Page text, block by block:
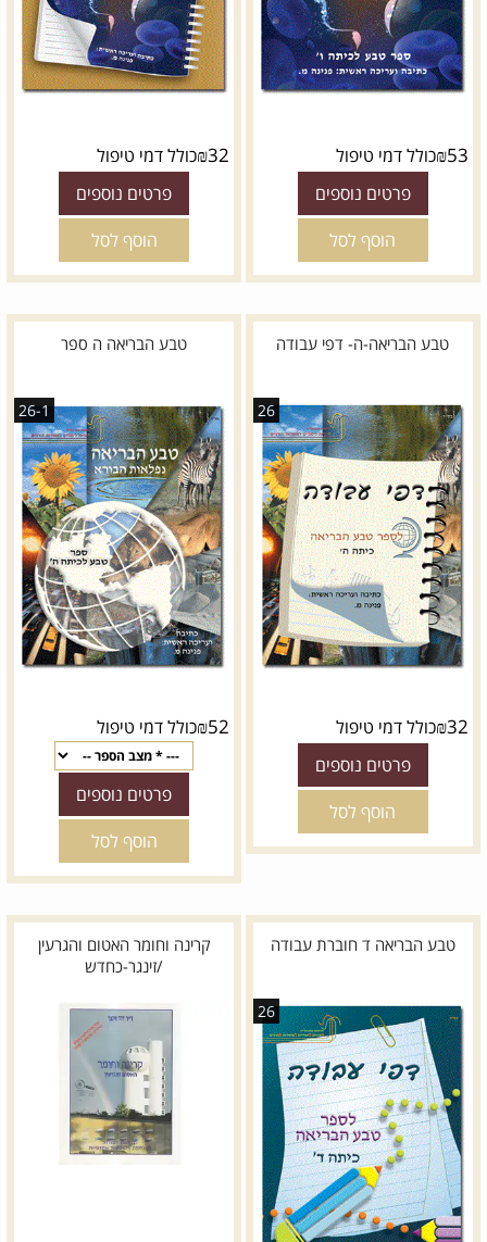
₪53 כולל דמי טיפול
פרטים נוספים
הוסף לסל
₪32 כולל דמי טיפול
פרטים נוספים
הוסף לסל
טבע הבריאה-ה- דפי עבודה
26
₪32 כולל דמי טיפול
פרטים נוספים
הוסף לסל
טבע הבריאה ה ספר
26-1
₪52 כולל דמי טיפול
פרטים נוספים
הוסף לסל
טבע הבריאה ד חוברת עבודה
26
קרינה וחומר האטום והגרעין
/זינגר-כחדש